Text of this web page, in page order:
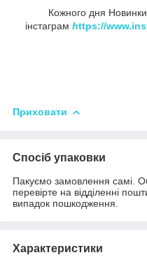
Кожного дня
інстаграм https://
Приховати
Спосіб упаковки
Пакуємо замовлення самі.
перевірте на відділенні
випадок пошкодження.
Характеристики